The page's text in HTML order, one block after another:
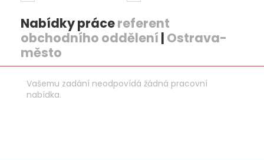
Nabídky prácereferent
obchodního oddělení | Ostrava-
město
Vašemu zadání neodpovídá žádná pracovní
nabídka.